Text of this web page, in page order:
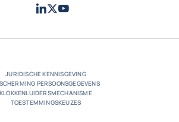
LinkedIn
TwitterYoutube
JURIDISCHE KENNISGEVING
PERSOONSGEGEVENS
KLOKKENLUIDERSMECHANISME
TOESTEMMINGSKEUZES